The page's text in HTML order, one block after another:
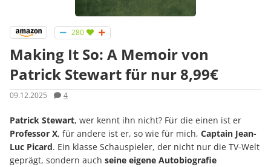
280
Making It So: A Memoir von
Patrick Stewart für nur 8,99€
09.12.2025 4
Patrick Stewart, wer kennt ihn nicht? Für die einen ist er
Professor X, für andere ist er, so wie für mich, Captain Jean-
Luc Picard. Ein klasse Schauspieler, der nicht nur die TV-Welt
geprägt, sondern auch seine eigene Autobiografie